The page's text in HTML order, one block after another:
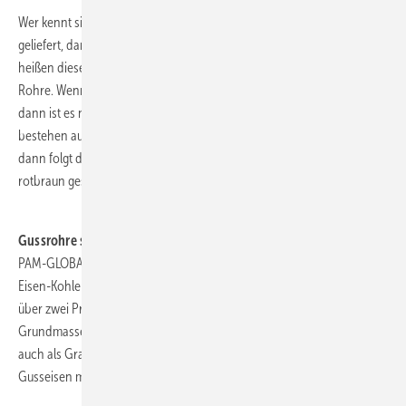
Wer kennt sie nicht, die gusseisernen Abflussrohre? Früher mit Muffe
geliefert, dann von den muffenlosen SML-Rohren abgelöst. Heute
heißen diese Produkte aus dem Hause Saint Gobain PAM-GLOBAL S-
Rohre. Wenn man sich die Zeit nimmt, sie einmal genau zu betrachten,
dann ist es nicht nur Gusseisen, was man da vor Augen hat. Die Rohre
bestehen aus drei Schichten. Innen befindet sich ein Epoxidharz,
dann folgt das Gusseisen. Und außen ist das Rohr mit Acryllack
rotbraun gestrichen.
Gussrohre sind eigentlich Schrott
PAM-GLOBAL S-Rohre und Formstücke bestehen aus Grauguss, einer
Eisen-Kohlenstoff-Legierung mit einem Gehalt an Kohlenstoff von
über zwei Prozent. Dieser Kohlenstoff ist in der metallischen
Grundmasse in Form von Lamellen eingelagert. Man bezeichnet diese
auch als Graphitlamellen und das Material entsprechend als
Gusseisen mit Lamellengraphit.